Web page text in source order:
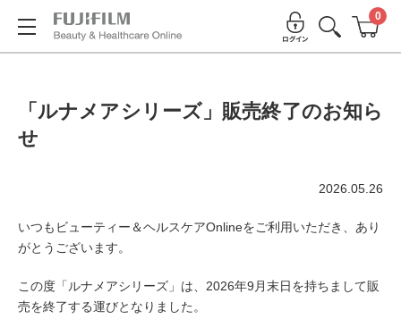
0
「ルナメアシリーズ」販売終了のお知ら
せ
2026.05.26
いつもビューティー＆ヘルスケアOnlineをご利用いただき、あり
がとうございます。
この度「ルナメアシリーズ」は、2026年9月末日を持ちまして販
売を終了する運びとなりました。